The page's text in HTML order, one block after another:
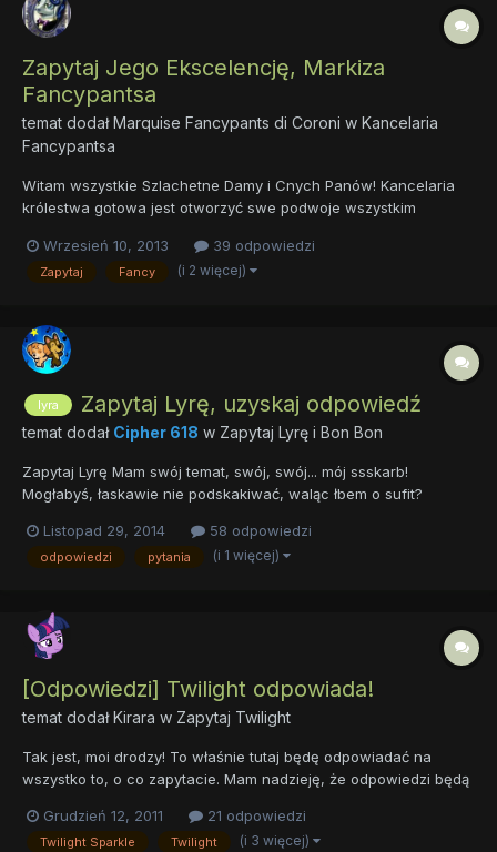
Zapytaj Jego Ekscelencję, Markiza
Fancypantsa
temat dodałMarquise Fancypants di Coroni w Kancelaria
Fancypantsa
Witam wszystkie Szlachetne Damy i Cnych Panów! Kancelaria
królestwa gotowa jest otworzyć swe podwoje wszystkim
działalności. Jednocześnie stojący na straży wielkiej pieczęci
królestwa, "najważniejszy kucyk w Canterlocie" z chęcią
Wrzesień 10, 2013 39 odpowiedzi
Zapytaj Fancy (i 2 więcej)
lyra Zapytaj Lyrę, uzyskaj odpowiedź
temat dodał Cipher 618 w Zapytaj Lyrę i Bon Bon
Zapytaj Lyrę Mam swój temat, swój, swój... mój ssskarb!
Mogłabyś, łaskawie nie podskakiwać, waląc łbem o sufit?
do twojego tematu. Jak nie trudno się domyślić, możecie
zadawać pytania Lyrze. Jej i tylko jej...
Listopad 29, 2014 58 odpowiedzi
odpowiedzi pytania (i 1 więcej)
[Odpowiedzi] Twilight odpowiada!
temat dodałKirara w Zapytaj Twilight
Tak jest, moi drodzy! To właśnie tutaj będę odpowiadać na
wszystko to, o co zapytacie. Mam nadzieję, że odpowiedzi będą
zaspokojony!
Grudzień 12, 2011 21 odpowiedzi
Twilight Sparkle Twilight (i 3 więcej)